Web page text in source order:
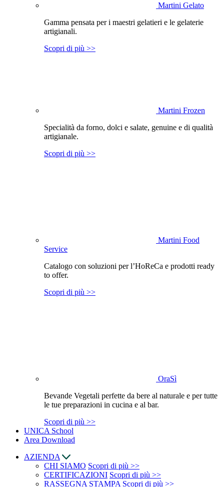
Martini Gelato
Gamma pensata per i maestri gelatieri e le gelaterie
artigianali.
Scopri di più >>
Martini Frozen
Specialità da forno, dolci e salate, genuine e di qualità
artigianale.
Scopri di più >>
Martini Food
Service
Catalogo con soluzioni per l’HoReCa e prodotti ready
to offer.
Scopri di più >>
OraSì
Bevande Vegetali perfette da bere al naturale e per tutte
le tue preparazioni in cucina e al bar.
Scopri di più >>
UNICA School
Area Download
AZIENDA
CHI SIAMO Scopri di più >>
CERTIFICAZIONI Scopri di più >>
RASSEGNA STAMPA Scopri di più >>